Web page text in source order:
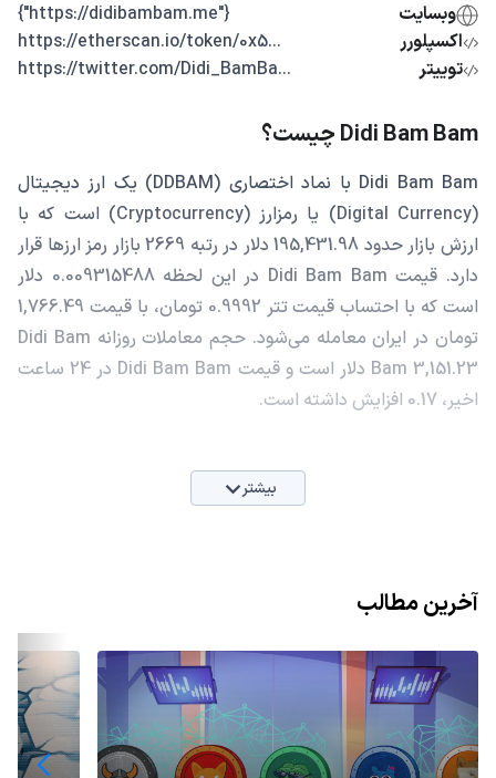
وبسایت
{"https://didibambam.me"}
اکسپلورر
...https://etherscan.io/token/0x5
توییتر
...https://twitter.com/Didi_BamBa
Didi Bam Bam چیست؟
Didi Bam Bam با نماد اختصاری (DDBAM) یک ارز دیجیتال
(Digital Currency) یا رمزارز (Cryptocurrency) است که با
ارزش بازار حدود 195,431.98 دلار در رتبه 2669 بازار رمز ارزها قرار
دارد. قیمت Didi Bam Bam در این لحظه 0.009315488 دلار
است که با احتساب قیمت تتر 0.9992 تومان، با قیمت 1,766.49
تومان در ایران معامله می‌شود. حجم معاملات روزانه Didi Bam
Bam 3,151.23 دلار است و قیمت Didi Bam Bam در 24 ساعت
اخیر، 0.17 افزایش داشته است.
بیشتر
آخرین مطالب